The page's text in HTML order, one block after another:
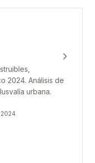
2024. Análisis de
urbana.